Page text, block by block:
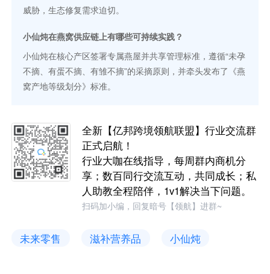
威胁，生态修复需求迫切。
小仙炖在燕窝供应链上有哪些可持续实践？
小仙炖在核心产区签署专属燕屋并共享管理标准，遵循“未孕
不摘、有蛋不摘、有雏不摘”的采摘原则，并牵头发布了《燕
窝产地等级划分》标准。
全新【亿邦跨境领航联盟】行业交流群
正式启航！
行业大咖在线指导，每周群内商机分
享；数百同行交流互动，共同成长；私
人助教全程陪伴，1v1解决当下问题。
扫码加小编，回复暗号【领航】进群~
未来零售 滋补营养品 小仙炖